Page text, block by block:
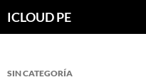
hacia
ICLOUD PE
SIN CATEGORÍA